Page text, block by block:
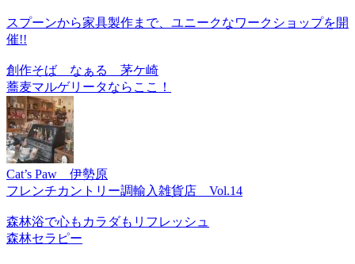
スプーンから家具製作まで、ユニークなワークショップを開
催!!
創作そば なぁる 茅ケ崎
蕎麦マルゲリータならここ！
Cat’s Paw 伊勢原
フレンチカントリー調輸入雑貨店 Vol.14
森林浴で心もカラダもリフレッシュ
森林セラピー